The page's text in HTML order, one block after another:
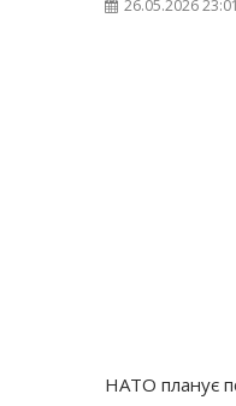
26.05.2026 23:01
НАТО планує